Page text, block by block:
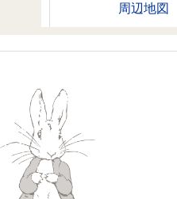
住宅ロー
店舗のご案
会社概要
キャリア採
周辺地図